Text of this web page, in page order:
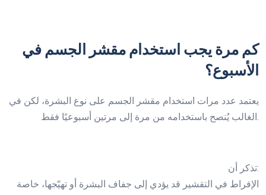
كم مرة يجب استخدام مقشر الجسم في
الأسبوع؟
يعتمد عدد مرات استخدام مقشر الجسم على نوع البشرة، لكن في
الغالب يُنصح باستخدامه من مرة إلى مرتين أسبوعيًا فقط.
تذكر أن:
الإفراط في التقشير قد يؤدي إلى جفاف البشرة أو تهيّجها، خاصة